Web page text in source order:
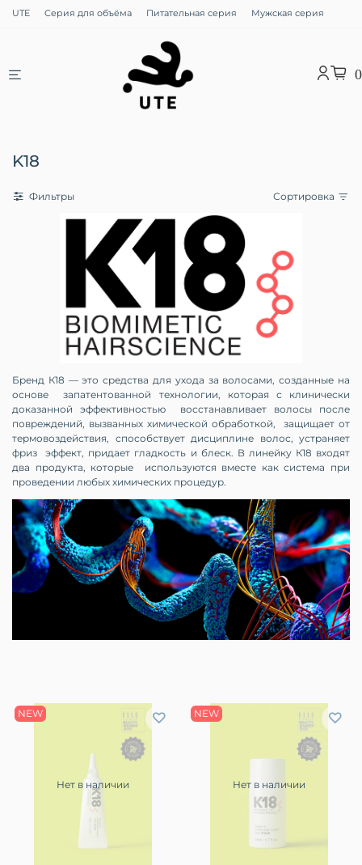
UTE Серия для объёма Питательная серия Мужская серия
0
K18
Фильтры Сортировка
Бренд К18 — это средства для ухода за волосами, созданные на
основе запатентованной технологии, которая с клинически
доказанной эффективностью восстанавливает волосы после
повреждений, вызванных химической обработкой, защищает от
термовоздействия, способствует дисциплине волос, устраняет
фриз эффект, придает гладкость и блеск. В линейку К18 входят
два продукта, которые используются вместе как система при
проведении любых химических процедур.
Нет в наличии
NEW
Нет в наличии
NEW